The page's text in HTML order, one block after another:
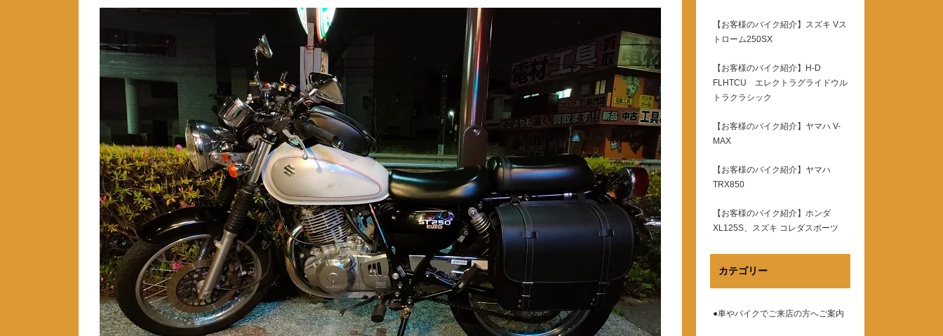
【お客様のバイク紹介】スズキ Vス
トローム250SX
【お客様のバイク紹介】H-D
FLHTCU エレクトラグライドウル
トラクラシック
【お客様のバイク紹介】ヤマハ V-
MAX
【お客様のバイク紹介】ヤマハ
TRX850
【お客様のバイク紹介】ホンダ
XL125S、スズキ コレダスポーツ
カテゴリー
●車やバイクでご来店の方へご案内